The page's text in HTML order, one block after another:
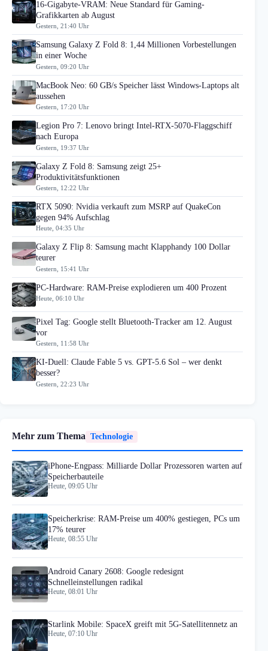
16-Gigabyte-VRAM: Neue Standard für Gaming-
Grafikkarten ab August
Gestern, 21:40 Uhr
Samsung Galaxy Z Fold 8: 1,44 Millionen Vorbestellungen
in einer Woche
Gestern, 09:20 Uhr
MacBook Neo: 60 GB/s Speicher lässt Windows-Laptops alt
aussehen
Gestern, 17:20 Uhr
Legion Pro 7: Lenovo bringt Intel-RTX-5070-Flaggschiff
nach Europa
Gestern, 19:37 Uhr
Galaxy Z Fold 8: Samsung zeigt 25+
Produktivitätsfunktionen
Gestern, 12:22 Uhr
RTX 5090: Nvidia verkauft zum MSRP auf QuakeCon
gegen 94% Aufschlag
Heute, 04:35 Uhr
Galaxy Z Flip 8: Samsung macht Klapphandy 100 Dollar
teurer
Gestern, 15:41 Uhr
PC-Hardware: RAM-Preise explodieren um 400 Prozent
Heute, 06:10 Uhr
Pixel Tag: Google stellt Bluetooth-Tracker am 12. August
vor
Gestern, 11:58 Uhr
KI-Duell: Claude Fable 5 vs. GPT-5.6 Sol – wer denkt
besser?
Gestern, 22:23 Uhr
Mehr zum Thema Technologie
iPhone-Engpass: Milliarde Dollar Prozessoren warten auf
Speicherbauteile
Heute, 09:05 Uhr
Speicherkrise: RAM-Preise um 400% gestiegen, PCs um
17% teurer
Heute, 08:55 Uhr
Android Canary 2608: Google redesignt
Schnelleinstellungen radikal
Heute, 08:01 Uhr
Starlink Mobile: SpaceX greift mit 5G-Satellitennetz an
Heute, 07:10 Uhr